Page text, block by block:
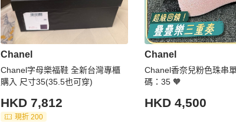
Chanel
Chanel字母樂福鞋 全新台灣專櫃
購入 尺寸35(35.5也可穿)
HKD 7,812
現折 200
Chanel
Chanel香奈兒粉色珠串
碼：35 🧡
HKD 4,500